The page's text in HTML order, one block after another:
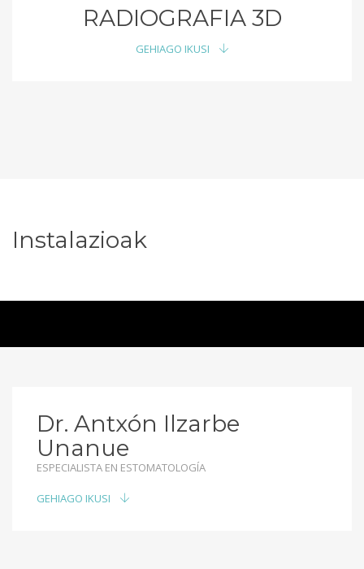
RADIOGRAFIA 3D
GEHIAGO IKUSI
Instalazioak
Dr. Antxón Ilzarbe
Unanue
ESPECIALISTA EN ESTOMATOLOGÍA
GEHIAGO IKUSI